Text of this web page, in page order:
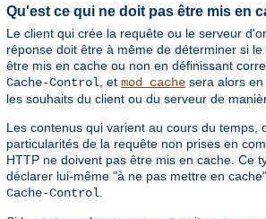
Qu'est ce qui ne doit pas être mis en
Le client qui crée la requête ou le serveur
réponse doit être à même de déterminer si
être mis en cache ou non en définissant
Cache-Control, et mod_cache sera alors
les souhaits du client ou du serveur de
Les contenus qui varient au cours du temps,
particularités de la requête non prises en
HTTP ne doivent pas être mis en cache. Ce
déclarer lui-même "à ne pas mettre en
Cache-Control.